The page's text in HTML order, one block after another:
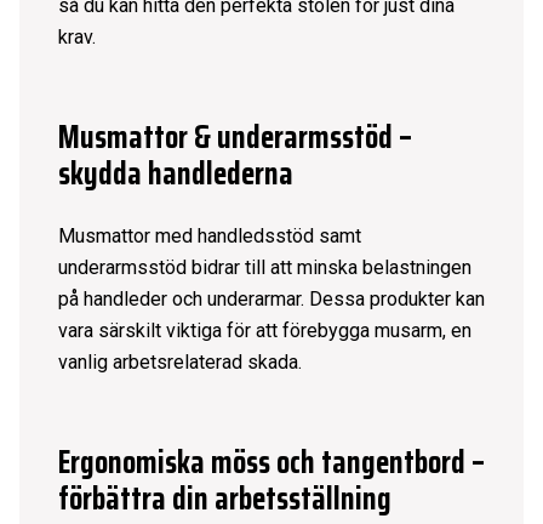
så du kan hitta den perfekta stolen för just dina
krav.
Musmattor & underarmsstöd –
skydda handlederna
Musmattor med handledsstöd samt
underarmsstöd bidrar till att minska belastningen
på handleder och underarmar. Dessa produkter kan
vara särskilt viktiga för att förebygga musarm, en
vanlig arbetsrelaterad skada.
Ergonomiska möss och tangentbord –
förbättra din arbetsställning